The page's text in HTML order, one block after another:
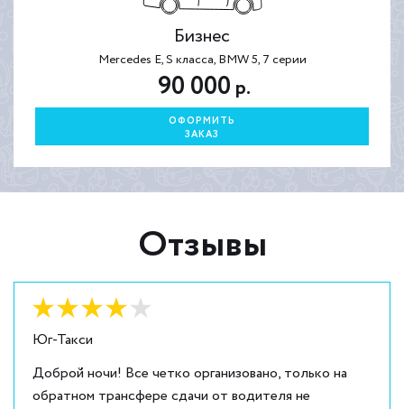
Бизнес
Mercedes E, S класса, BMW 5, 7 серии
90 000 р.
ОФОРМИТЬ
ЗАКАЗ
Отзывы
Юг-Такси
Оценка: 4
Доброй ночи! Все четко организовано, только на
обратном трансфере сдачи от водителя не